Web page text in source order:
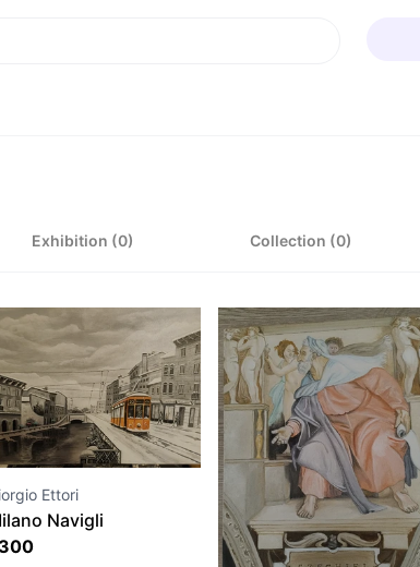
Exhibition (0) Collection (0)
Ettori
Navigli
300